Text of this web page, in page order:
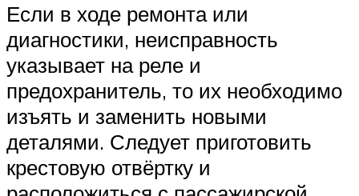
Если в ходе ремонта или
диагностики, неисправность
указывает на реле и
предохранитель, то их необходимо
изъять и заменить новыми
деталями. Следует приготовить
крестовую отвёртку и